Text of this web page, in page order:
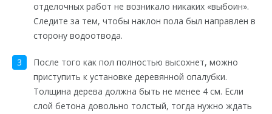
отделочных работ не возникало никаких «выбоин».
Следите за тем, чтобы наклон пола был направлен в
сторону водоотвода.
После того как пол полностью высохнет, можно
приступить к установке деревянной опалубки.
Толщина дерева должна быть не менее 4 см. Если
слой бетона довольно толстый, тогда нужно ждать